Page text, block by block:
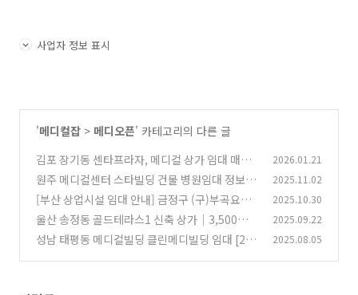
사업자 정보 표시
'메디컬잡 > 메디오픈' 카테고리의 다른 글
김포 장기동 센타프라자, 메디컬 상가 임대 매물
주목
(0)
2026.01.21
원주 메디컬센터 스타빌딩 건물 병원임대 정보
(1)
2025.11.02
[부산 상업시설 임대 안내] 금정구 (구)부곡요양
병원 건물, 온천장역 인근 핵심 입지!
(0)
2025.10.30
울산 송정동 골드테라스1 신축 상가｜3,500세대
배후 품은 의료기관 특화 입지
(2)
2025.09.22
성남 태평동 메디컬빌딩 클린메디빌딩 임대 [2·5
2025.08.05